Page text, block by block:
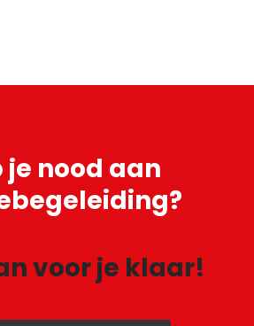
je nood aan
voor je klaar!